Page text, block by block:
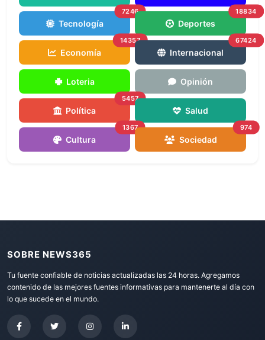
Tecnología
7246
Deportes
18834
Economía
14357
Internacional
67424
Loteria Opinión
Política
5457
Salud
Cultura
1367
Sociedad
974
SOBRE NEWS365
Tu fuente confiable de noticias actualizadas las 24 horas. Agregamos
contenido de las mejores fuentes informativas para mantenerte al día con
lo que sucede en el mundo.